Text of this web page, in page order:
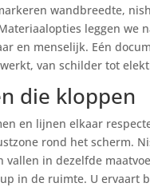
wandbreedte,
leggen we
en menselijk. Eén
van schilder tot
die kloppen
en lijnen elkaar
rond het scherm.
in dezelfde
in de ruimte. U ervaart